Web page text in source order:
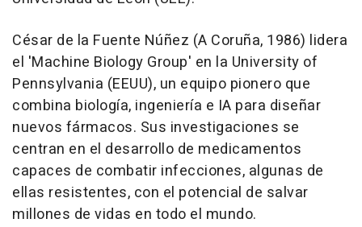
César de la Fuente Núñez (A Coruña, 1986) lidera
el 'Machine Biology Group' en la University of
Pennsylvania (EEUU), un equipo pionero que
combina biología, ingeniería e IA para diseñar
nuevos fármacos. Sus investigaciones se
centran en el desarrollo de medicamentos
capaces de combatir infecciones, algunas de
ellas resistentes, con el potencial de salvar
millones de vidas en todo el mundo.